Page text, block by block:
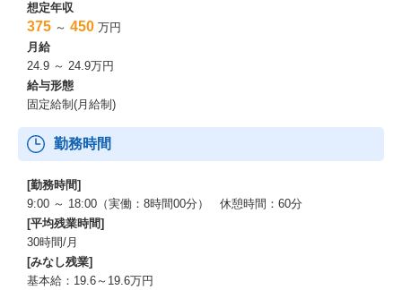
想定年収
375 ～ 450 万円
月給
24.9 ～ 24.9万円
給与形態
固定給制(月給制)
勤務時間
[勤務時間]
9:00 ～ 18:00（実働：8時間00分） 休憩時間：60分
[平均残業時間]
30時間/月
[みなし残業]
基本給：19.6～19.6万円